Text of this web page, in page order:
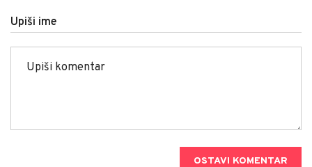
Upiši ime
OSTAVI KOMENTAR